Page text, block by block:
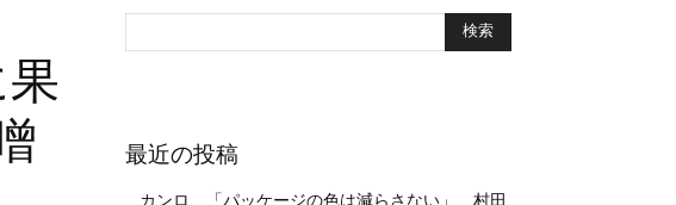
最近の投稿
カンロ、「パッケージの色は減らさない」 村田